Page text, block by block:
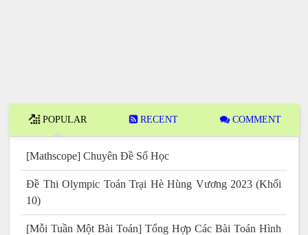
POPULAR RECENT COMMENT
[Mathscope] Chuyên Đề Số Học
Đề Thi Olympic Toán Trại Hè Hùng Vương 2023 (Khối
10)
[Mỗi Tuần Một Bài Toán] Tổng Hợp Các Bài Toán Hình